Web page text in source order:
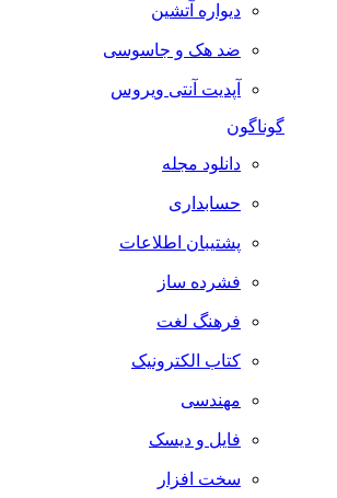
دیواره آتشین
ضد هک و جاسوسی
آپدیت آنتی ویروس
گوناگون
دانلود مجله
حسابداری
پشتیبان اطلاعات
فشرده ساز
فرهنگ لغت
کتاب الکترونیک
مهندسی
فایل و دیسک
سخت افزار